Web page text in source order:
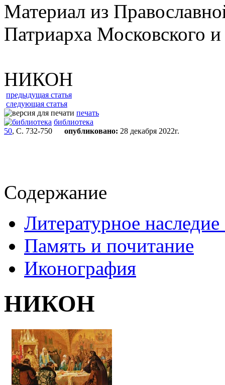
Материал из
Патриарха Московского
НИКОН
предыдущая статья
следующая статья
печать
библиотека
50, С. 732-750 опубликовано: 28 декабря 2022г.
Содержание
Литературное
Память и почитание
Иконография
НИКОН